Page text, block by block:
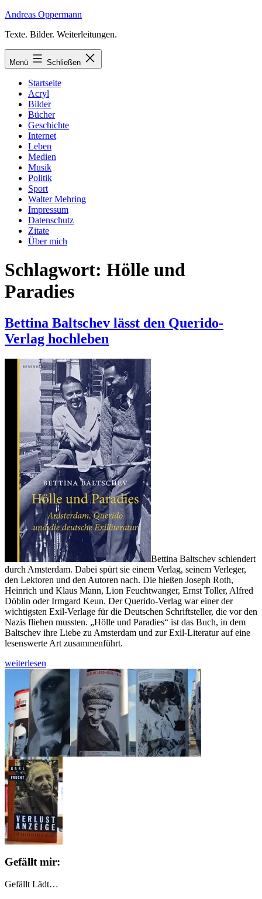
Zum
springen
Andreas Oppermann
Texte. Bilder. Weiterleitungen.
Menü Schließen
Startseite
Acryl
Bilder
Bücher
Geschichte
Internet
Leben
Medien
Musik
Politik
Sport
Walter Mehring
Impressum
Datenschutz
Zitate
Über mich
Schlagwort: Hölle und
Paradies
Bettina Baltschev lässt den Querido-
Verlag hochleben
Bettina Baltschev schlendert
durch Amsterdam. Dabei spürt sie einem Verlag, seinem Verleger,
den Lektoren und den Autoren nach. Die hießen Joseph Roth,
Heinrich und Klaus Mann, Lion Feuchtwanger, Ernst Toller, Alfred
Döblin oder Irmgard Keun. Der Querido-Verlag war einer der
wichtigsten Exil-Verlage für die Deutschen Schriftsteller, die vor den
Nazis fliehen mussten. „Hölle und Paradies“ ist das Buch, in dem
Baltschev ihre Liebe zu Amsterdam und zur Exil-Literatur auf eine
lesenswerte Art zusammenführt.
Bettina
Baltschev
den
Querido-
Verlag
hochleben
weiterlesen
Gefällt mir:
Gefällt Lädt…